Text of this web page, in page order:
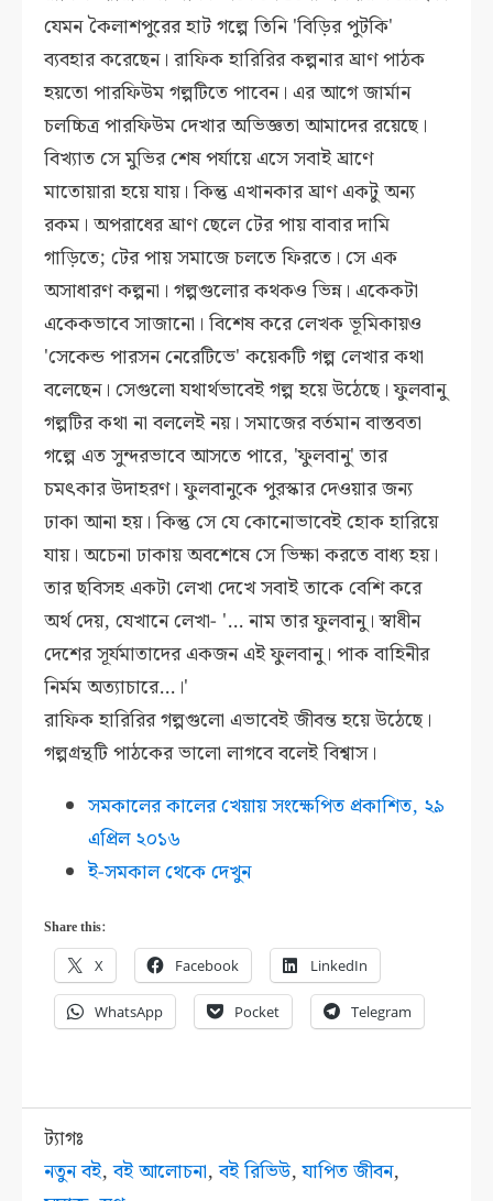
যেমন কৈলাশপুরের হাট গল্পে তিনি 'বিড়ির পুটকি'
ব্যবহার করেছেন। রাফিক হারিরির কল্পনার ঘ্রাণ পাঠক
হয়তো পারফিউম গল্পটিতে পাবেন। এর আগে জার্মান
চলচ্চিত্র পারফিউম দেখার অভিজ্ঞতা আমাদের রয়েছে।
বিখ্যাত সে মুভির শেষ পর্যায়ে এসে সবাই ঘ্রাণে
মাতোয়ারা হয়ে যায়। কিন্তু এখানকার ঘ্রাণ একটু অন্য
রকম। অপরাধের ঘ্রাণ ছেলে টের পায় বাবার দামি
গাড়িতে; টের পায় সমাজে চলতে ফিরতে। সে এক
অসাধারণ কল্পনা। গল্পগুলোর কথকও ভিন্ন। একেকটা
একেকভাবে সাজানো। বিশেষ করে লেখক ভূমিকায়ও
'সেকেন্ড পারসন নেরেটিভে' কয়েকটি গল্প লেখার কথা
বলেছেন। সেগুলো যথার্থভাবেই গল্প হয়ে উঠেছে। ফুলবানু
গল্পটির কথা না বললেই নয়। সমাজের বর্তমান বাস্তবতা
গল্পে এত সুন্দরভাবে আসতে পারে, 'ফুলবানু' তার
চমৎকার উদাহরণ। ফুলবানুকে পুরস্কার দেওয়ার জন্য
ঢাকা আনা হয়। কিন্তু সে যে কোনোভাবেই হোক হারিয়ে
যায়। অচেনা ঢাকায় অবশেষে সে ভিক্ষা করতে বাধ্য হয়।
তার ছবিসহ একটা লেখা দেখে সবাই তাকে বেশি করে
অর্থ দেয়, যেখানে লেখা- '... নাম তার ফুলবানু। স্বাধীন
দেশের সূর্যমাতাদের একজন এই ফুলবানু। পাক বাহিনীর
নির্মম অত্যাচারে...।'
রাফিক হারিরির গল্পগুলো এভাবেই জীবন্ত হয়ে উঠেছে।
গল্পগ্রন্থটি পাঠকের ভালো লাগবে বলেই বিশ্বাস।
সমকালের কালের খেয়ায় সংক্ষেপিত প্রকাশিত, ২৯
এপ্রিল ২০১৬
ই-সমকাল থেকে দেখুন
Share this:
X Facebook LinkedIn
WhatsApp Pocket Telegram
ট্যাগঃ
নতুন বই,বই আলোচনা,বই রিভিউ,যাপিত জীবন,